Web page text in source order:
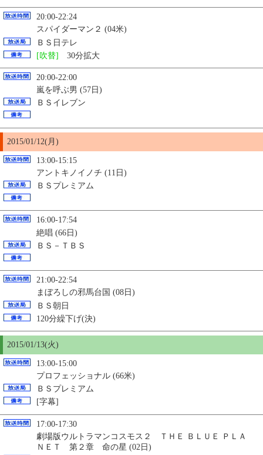
20:00-22:24
スパイダーマン２ (04米)
ＢＳ日テレ
[吹替] 30分拡大
20:00-22:00
嵐を呼ぶ男 (57日)
ＢＳイレブン
2015/01/12(月)
13:00-15:15
アントキノイノチ (11日)
ＢＳプレミアム
16:00-17:54
絶唱 (66日)
ＢＳ－ＴＢＳ
21:00-22:54
まぼろしの邪馬台国 (08日)
ＢＳ朝日
120分繰下げ(決)
2015/01/13(火)
13:00-15:00
プロフェッショナル (66米)
ＢＳプレミアム
[字幕]
17:00-17:30
劇場版ウルトラマンコスモス２ ＴＨＥ ＢＬＵＥ ＰＬＡ
ＮＥＴ 第２章 命の星 (02日)